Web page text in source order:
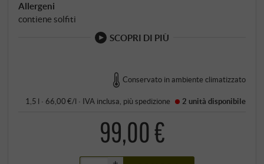
Allergeni
contiene solfiti
SCOPRI DI PIÙ
Conservato in ambiente climatizzato
1,5 l · 66,00 €/l · IVA inclusa , piùspedizione 2 unità disponibile
99,00 €